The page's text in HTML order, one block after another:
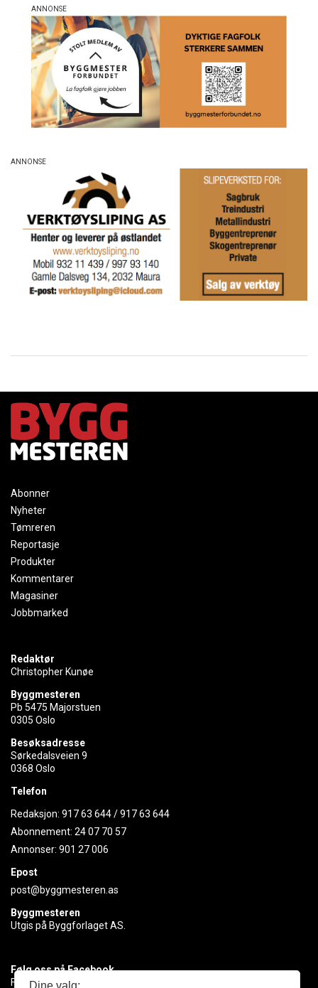
Abonner
Nyheter
Tømreren
Reportasje
Produkter
Kommentarer
Magasiner
Jobbmarked
Redaktør
Christopher Kunøe
Byggmesteren
Pb 5475 Majorstuen
0305 Oslo
Besøksadresse
Sørkedalsveien 9
0368 Oslo
Telefon
Redaksjon: 917 63 644/917 63 644
Abonnement: 24 07 70 57
Annonser: 901 27 006
Epost
post@byggmesteren.as
Byggmesteren
Utgis på Byggforlaget AS.
Følg oss på Facebook
Få med deg det siste innen byggebransjen
Dine valg: